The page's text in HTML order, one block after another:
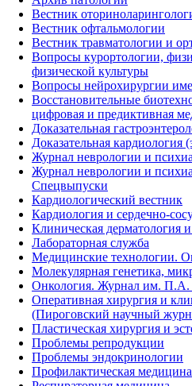
Вестник
Вестник офтальмологии
Вестник травматологии и
Вопросы курортологии,
физической культуры
Вопросы нейрохирургии
Восстановительные
цифровая и предиктивная
Доказательная
Доказательная кардиология
Журнал неврологии и
Журнал неврологии и
Спецвыпуски
Кардиологический вестник
Кардиология и сердечно-
Клиническая дерматология
Лабораторная служба
Медицинские технологии.
Молекулярная генетика,
Онкология. Журнал им. П.А.
Оперативная хирургия и
(Пироговский научный
Пластическая хирургия и
Проблемы репродукции
Проблемы эндокринологии
Профилактическая медицина